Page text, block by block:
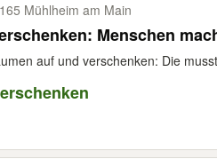
Mühlheim am Main
Menschen
auf und verschenken: Die